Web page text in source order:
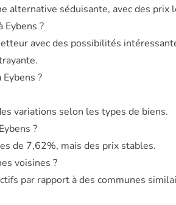
alternative séduisante, avec des
?
avec des possibilités
?
variations selon les types de biens.
?
de 7,62%, mais des prix stables.
voisines ?
par rapport à des communes